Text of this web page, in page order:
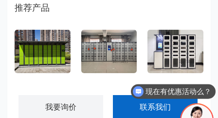
推荐产品
我要询价 联系我们
可以介绍下你们的产品么？
现在有优惠活动么？